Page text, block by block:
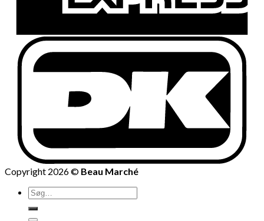
Copyright 2026 © Beau Marché
Søg
efter: